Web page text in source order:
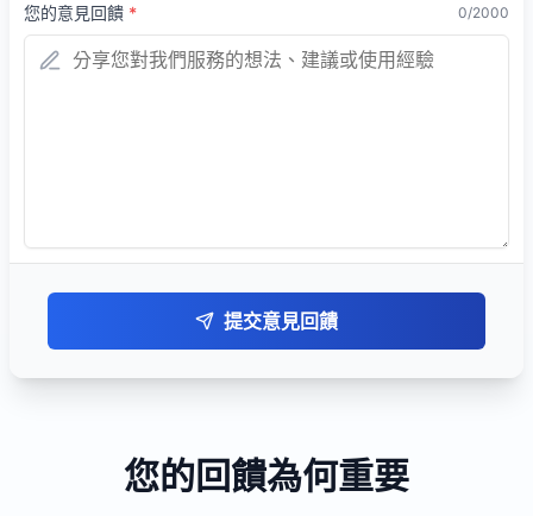
您的意見回饋 * 0/2000
提交意見回饋
您的回饋為何重要